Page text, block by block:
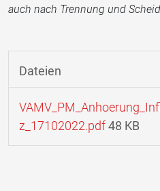
auch nach Trennung und
Dateien
z_17102022.pdf48 KB